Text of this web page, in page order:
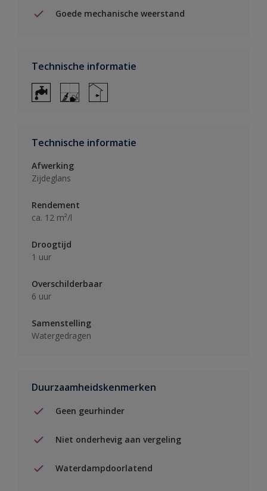
Goede mechanische weerstand
Technische informatie
Technische informatie
Afwerking
Zijdeglans
Rendement
ca. 12 m²/l
Droogtijd
1 uur
Overschilderbaar
6 uur
Samenstelling
Watergedragen
Duurzaamheidskenmerken
Geen geurhinder
Niet onderhevig aan vergeling
Waterdampdoorlatend